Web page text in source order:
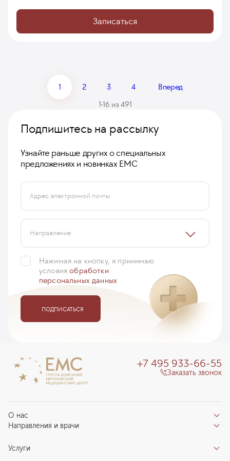
Записаться
1 2 3 4
Вперед
1-16 из 491
Подпишитесь на рассылку
Узнайте раньше других о специальных
предложениях и новинках ЕМС
Адрес электронной почты
Направление
Нажимая на кнопку, я принимаю
условияобработки
персональных данных
ПОДПИСАТЬСЯ
О нас
Отзывы пациентов
О клинике
Направления и врачи
Направления
Услуги
+7 495 933-66-55
Заказать звонок